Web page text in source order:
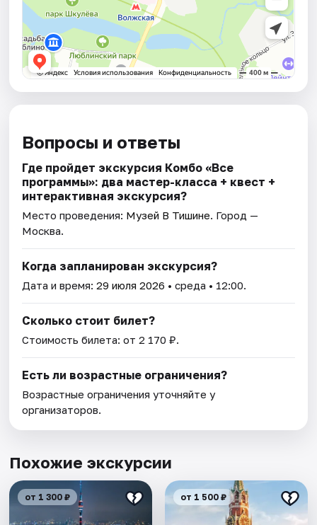
Вопросы и ответы
Где пройдет экскурсия Комбо «Все
программы»: два мастер-класса + квест +
интерактивная экскурсия?
Место проведения: Музей В Тишине. Город —
Москва.
Когда запланирован экскурсия?
Дата и время:29 июля 2026 • среда • 12:00.
Сколько стоит билет?
Стоимость билета: от 2 170 ₽.
Есть ли возрастные ограничения?
Возрастные ограничения уточняйте у
организаторов.
Похожие экскурсии
от 1 300 ₽ от 1 500 ₽